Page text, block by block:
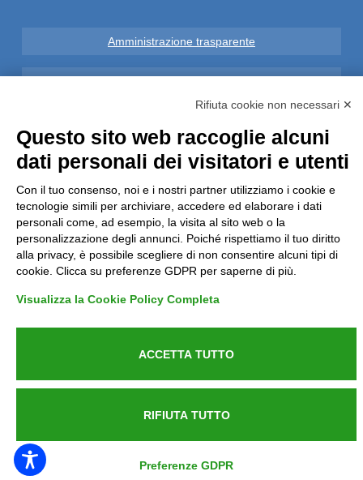
Amministrazione trasparente
Informative GDPR (679/2016)
Reclami
Rimborsi ed Indennizzi
Contatti
Azienda certificata UNI EN ISO 9001:2015
Rifiuta cookie non necessari ✕
Questo sito web raccoglie alcuni
dati personali dei visitatori e utenti
Con il tuo consenso, noi e i nostri partner utilizziamo i cookie e
tecnologie simili per archiviare, accedere ed elaborare i dati
personali come, ad esempio, la visita al sito web o la
personalizzazione degli annunci. Poiché rispettiamo il tuo diritto
alla privacy, è possibile scegliere di non consentire alcuni tipi di
cookie. Clicca su preferenze GDPR per saperne di più.
Visualizza la Cookie Policy Completa
ACCETTA TUTTO
RIFIUTA TUTTO
Preferenze GDPR